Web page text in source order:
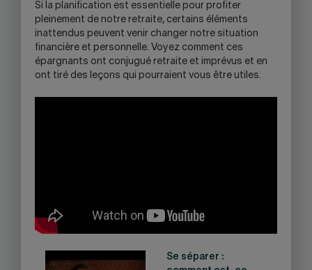
Si la planification est essentielle pour profiter
pleinement de notre retraite, certains éléments
inattendus peuvent venir changer notre situation
financière et personnelle. Voyez comment ces
épargnants ont conjugué retraite et imprévus et en
ont tiré des leçons qui pourraient vous être utiles.
Se séparer :